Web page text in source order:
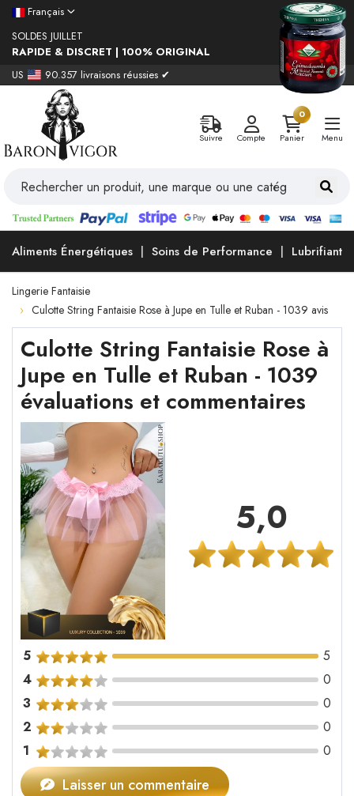
Français
SOLDES JUILLET
RAPIDE & DISCRET | 100% ORIGINAL
US
90.357 livraisons réussies ✔
Suivre Compte
0
Panier
Menu
Aliments Énergétiques Soins de Performance Lubrifiants
Lingerie Fantaisie
Culotte String Fantaisie Rose à Jupe en Tulle et Ruban - 1039 avis
Culotte String Fantaisie Rose à
Jupe en Tulle et Ruban - 1039
évaluations et commentaires
5,0
5
5
4
0
3
0
2
0
1
0
Laisser un commentaire